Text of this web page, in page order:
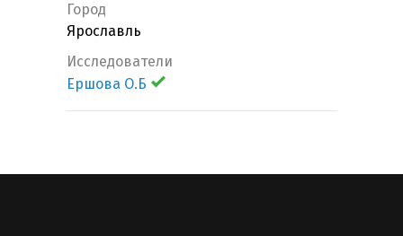
Город
Ярославль
Исследователи
Ершова О.Б